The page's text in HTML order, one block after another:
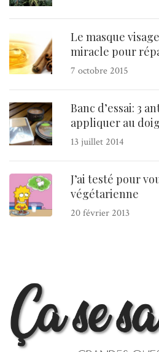
Le masque
miracle pour
7 octobre 2015
Banc d’essai: 3
appliquer au
13 juillet 2014
J’ai testé pour
végétarienne
20 février 2013